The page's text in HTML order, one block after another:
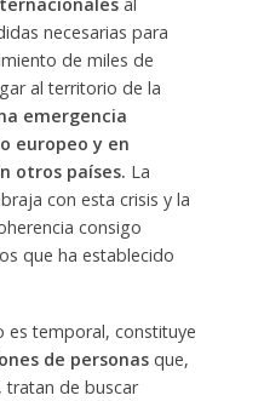
necesarias para
de miles de
al territorio de la
emergencia
europeo y en
otros países. La
con esta crisis y la
consigo
que ha establecido
es temporal, constituye
de personasque,
tratan de buscar